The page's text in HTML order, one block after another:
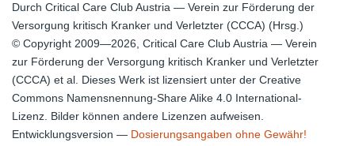
Durch Critical Care Club Austria — Verein zur Förderung der
Versorgung kritisch Kranker und Verletzter (CCCA) (Hrsg.)
© Copyright 2009—2026, Critical Care Club Austria — Verein
zur Förderung der Versorgung kritisch Kranker und Verletzter
(CCCA) et al. Dieses Werk ist lizensiert unter der Creative
Commons Namensnennung-Share Alike 4.0 International-
Lizenz. Bilder können andere Lizenzen aufweisen.
Entwicklungsversion — Dosierungsangaben ohne Gewähr!